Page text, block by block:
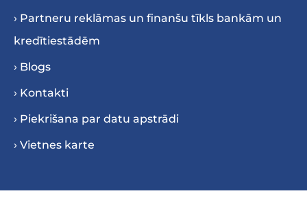
› Partneru reklāmas un finanšu tīkls bankām un
kredītiestādēm
› Blogs
› Kontakti
› Piekrišana par datu apstrādi
› Vietnes karte